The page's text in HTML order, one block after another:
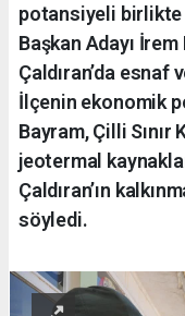
potansiyeli birlikte
Başkan Adayı
Çaldıran’da
İlçenin ekonomik
Bayram, Çilli Sınır
jeotermal
Çaldıran’ın
söyledi.